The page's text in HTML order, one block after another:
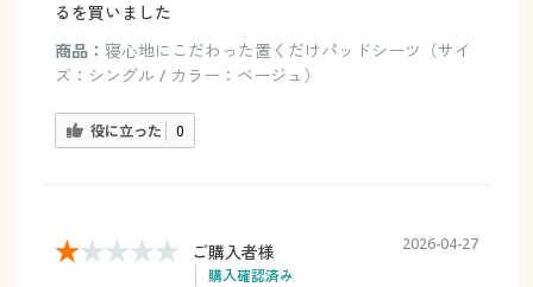
るを買いました
商品： 寝心地にこだわった置くだけパッドシーツ（サイ
ズ：シングル / カラー：ベージュ）
役に立った 0
ご購入者様
購入確認済み
2026-04-27